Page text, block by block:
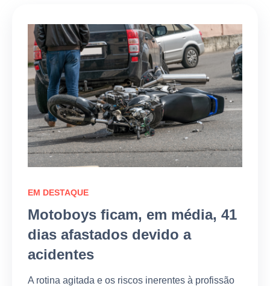
EM DESTAQUE
Motoboys ficam, em média, 41
dias afastados devido a
acidentes
A rotina agitada e os riscos inerentes à profissão